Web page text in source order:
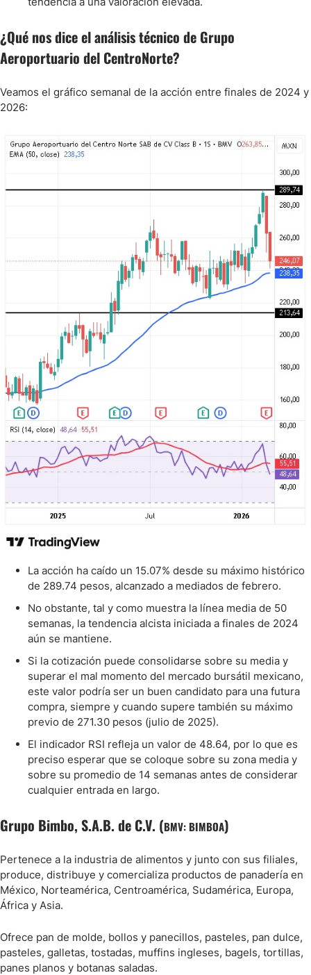
¿Qué nos dice el análisis técnico de Grupo
Aeroportuario del CentroNorte?
Veamos el gráfico semanal de la acción entre finales de 2024 y
2026:
La acción ha caído un 15.07% desde su máximo histórico
de 289.74 pesos, alcanzado a mediados de febrero.
No obstante, tal y como muestra la línea media de 50
semanas, la tendencia alcista iniciada a finales de 2024
aún se mantiene.
Si la cotización puede consolidarse sobre su media y
superar el mal momento del mercado bursátil mexicano,
este valor podría ser un buen candidato para una futura
compra, siempre y cuando supere también su máximo
previo de 271.30 pesos (julio de 2025).
El indicador RSI refleja un valor de 48.64, por lo que es
preciso esperar que se coloque sobre su zona media y
sobre su promedio de 14 semanas antes de considerar
cualquier entrada en largo.
Grupo Bimbo, S.A.B. de C.V. (BMV: BIMBOA)
Pertenece a la industria de alimentos y junto con sus filiales,
produce, distribuye y comercializa productos de panadería en
México, Norteamérica, Centroamérica, Sudamérica, Europa,
África y Asia.
Ofrece pan de molde, bollos y panecillos, pasteles, pan dulce,
pasteles, galletas, tostadas, muffins ingleses, bagels, tortillas,
panes planos y botanas saladas.